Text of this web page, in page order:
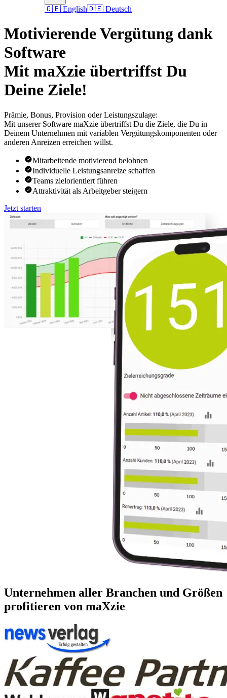
🇬🇧 English🇩🇪 Deutsch
Motivierende Vergütung dank
Software
Mit maXzie übertriffst Du
Deine Ziele!
Prämie, Bonus, Provision oder Leistungszulage:
Mit unserer Software maXzie übertriffst Du die Ziele, die Du in
Deinem Unternehmen mit variablen Vergütungskomponenten oder
anderen Anreizen erreichen willst.
Mitarbeitende motivierend belohnen
Individuelle Leistungsanreize schaffen
Teams zielorientiert führen
Attraktivität als Arbeitgeber steigern
Jetzt starten
Unternehmen aller Branchen und Größen
profitieren von maXzie